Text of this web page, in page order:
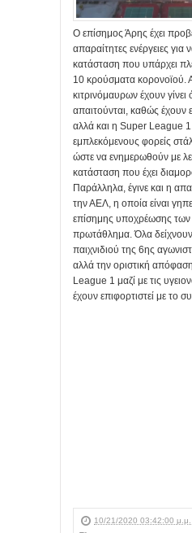
Ο επίσημος Άρης έχει
απαραίτητες ενέργειες για
κατάσταση που υπάρχει
10 κρούσματα κορονοϊού.
κιτρινόμαυρων έχουν γίνει
απαιτούνται, καθώς έχουν
αλλά και η Super League
εμπλεκόμενους φορείς
ώστε να ενημερωθούν με
κατάσταση που έχει
Παράλληλα, έγινε και η
την ΑΕΛ, η οποία είναι
επίσημης υποχρέωσης των
πρωτάθλημα. Όλα
παιχνιδιού της 6ης
αλλά την οριστική
League 1 μαζί με τις
έχουν επιφορτιστεί με το
10/21/2020 03:42:00 μ.μ.